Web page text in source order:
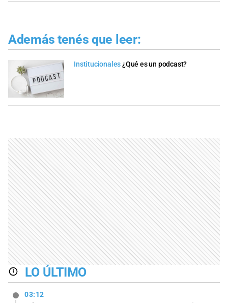
Además tenés que leer:
Institucionales¿Qué es un podcast?
LO ÚLTIMO
03:12